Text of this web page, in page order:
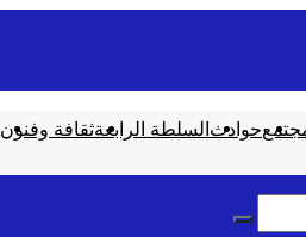
حوادث السلطة الرابعةثقافة وفنون